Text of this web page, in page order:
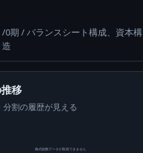
/0期 / バランスシート構成、資本構
造
移
割の履歴が見える
株式総数データが取得できません